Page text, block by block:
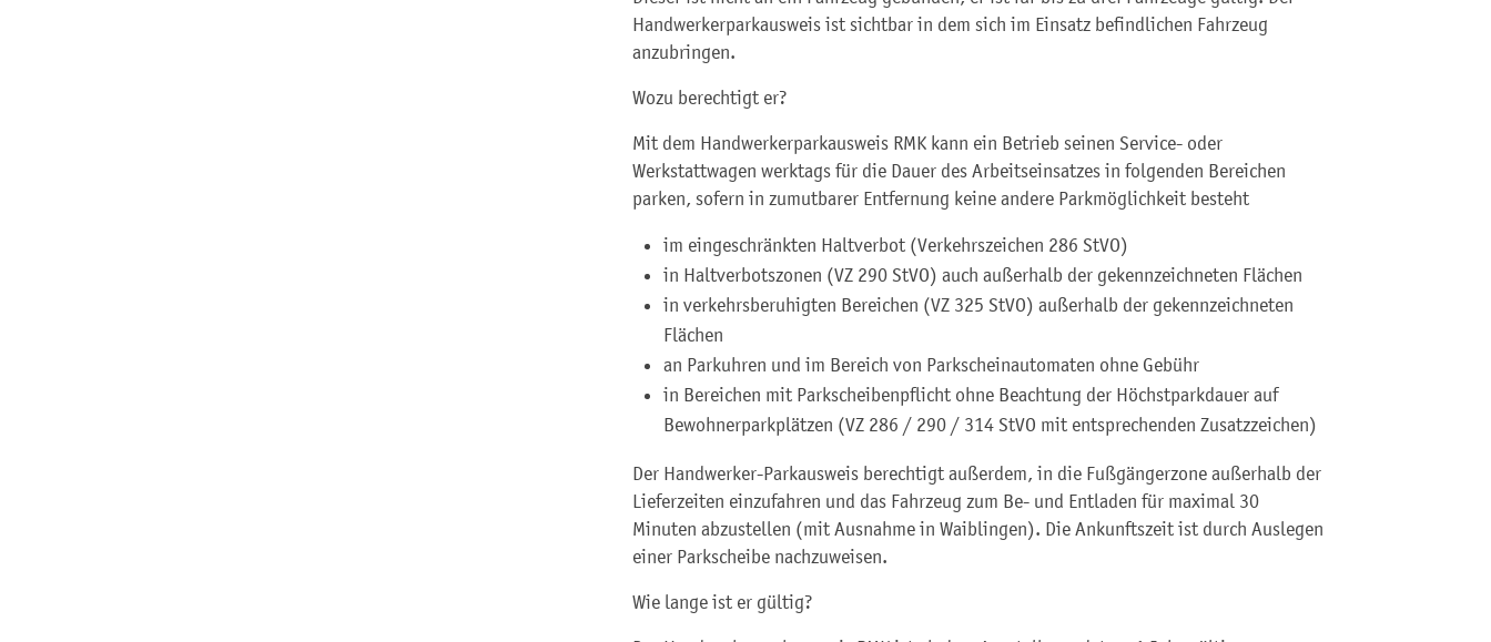
Handwerkerparkausweis ist sichtbar in dem sich im Einsatz befindlichen Fahrzeug
anzubringen.
Wozu berechtigt er?
Mit dem Handwerkerparkausweis RMK kann ein Betrieb seinen Service- oder
Werkstattwagen werktags für die Dauer des Arbeitseinsatzes in folgenden Bereichen
parken, sofern in zumutbarer Entfernung keine andere Parkmöglichkeit besteht
im eingeschränkten Haltverbot (Verkehrszeichen 286 StVO)
in Haltverbotszonen (VZ 290 StVO) auch außerhalb der gekennzeichneten Flächen
in verkehrsberuhigten Bereichen (VZ 325 StVO) außerhalb der gekennzeichneten
Flächen
an Parkuhren und im Bereich von Parkscheinautomaten ohne Gebühr
in Bereichen mit Parkscheibenpflicht ohne Beachtung der Höchstparkdauer auf
Bewohnerparkplätzen (VZ 286 / 290 / 314 StVO mit entsprechenden Zusatzzeichen)
Der Handwerker-Parkausweis berechtigt außerdem, in die Fußgängerzone außerhalb der
Lieferzeiten einzufahren und das Fahrzeug zum Be- und Entladen für maximal 30
Minuten abzustellen (mit Ausnahme in Waiblingen). Die Ankunftszeit ist durch Auslegen
einer Parkscheibe nachzuweisen.
Wie lange ist er gültig?